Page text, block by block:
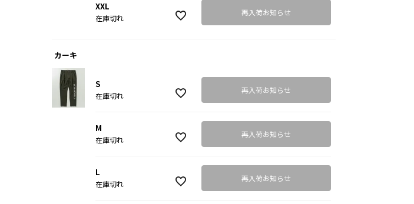
XXL
在庫切れ
再入荷お知らせ
カーキ
S
在庫切れ
再入荷お知らせ
M
在庫切れ
再入荷お知らせ
L
在庫切れ
再入荷お知らせ